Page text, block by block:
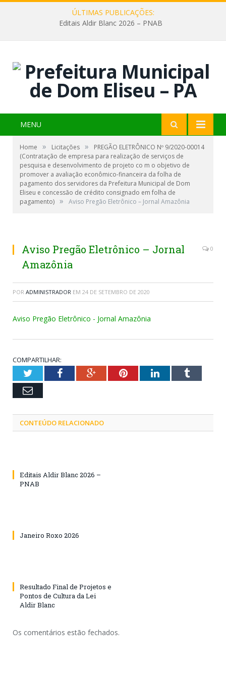
ÚLTIMAS PUBLICAÇÕES:
Editais Aldir Blanc 2026 – PNAB
MENU
Home » Licitações »
PREGÃO ELETRÔNICO Nº 9/2020-00014
(Contratação de empresa para realização de serviços de
pesquisa e desenvolvimento de projeto co m o objetivo de
promover a avaliação econômico-financeira da folha de
pagamento dos servidores da Prefeitura Municipal de Dom
Eliseu e concessão de crédito consignado em folha de
pagamento) » Aviso Pregão Eletrônico – Jornal Amazônia
Aviso Pregão Eletrônico – Jornal
Amazônia
0
POR ADMINISTRADOR EM 24 DE SETEMBRO DE 2020
Aviso Pregão Eletrônico - Jornal Amazônia
COMPARTILHAR:
TwitterFacebookGoogle+PinterestLinkedInTumblr
Email
CONTEÚDO RELACIONADO
Editais Aldir Blanc 2026 –
PNAB
Janeiro Roxo 2026
Resultado Final de Projetos e
Pontos de Cultura da Lei
Aldir Blanc
Os comentários estão fechados.